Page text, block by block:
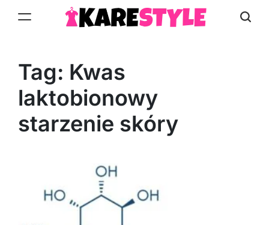
Tag: Kwas
laktobionowy
starzenie skóry